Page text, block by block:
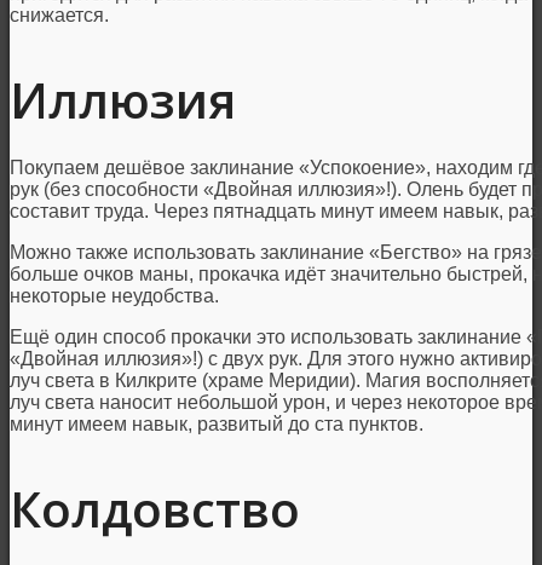
снижается.
Иллюзия
Покупаем дешёвое заклинание «Успокоение», находим
рук (без способности «Двойная иллюзия»!). Олень будет
составит труда. Через пятнадцать минут имеем навык,
Можно также использовать заклинание «Бегство» на
больше очков маны, прокачка идёт значительно быстрей,
некоторые неудобства.
Ещё один способ прокачки это использовать заклинание
«Двойная иллюзия»!) с двух рук. Для этого нужно
луч света в Килкрите (храме Меридии). Магия
луч света наносит небольшой урон, и через некоторое
минут имеем навык, развитый до ста пунктов.
Колдовство